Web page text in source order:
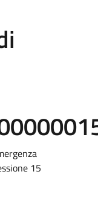
15